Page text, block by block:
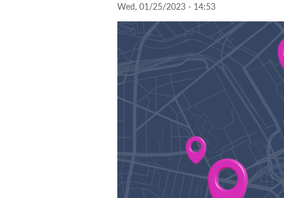
Wed, 01/25/2023 - 14:53